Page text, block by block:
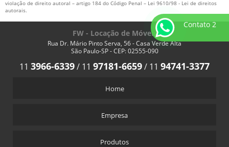
violação de direito autoral – artigo 184 do Código Penal – Lei 9610/98 - Lei de direitos
autorais.
FW - Locação de Móveis
Rua Dr. Mário Pinto Serva, 56 - Casa Verde Alta
São Paulo-SP - CEP: 02555-090
11 3966-6339/ 11 97181-6659/ 11 94741-3377
Home
Empresa
Produtos
Contato 2